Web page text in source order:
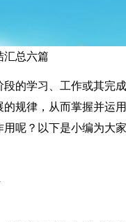
汇总六篇
段的学习、工作或其完
规律，从而掌握并运
呢？以下是小编为大